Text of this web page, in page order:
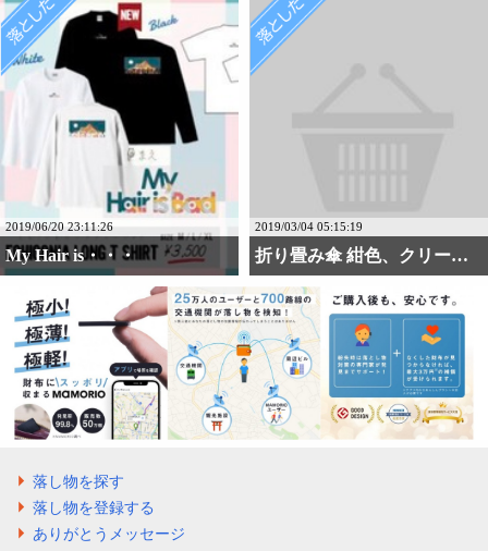
2019/06/20 23:11:26
‪‪My Hair is・・・
2019/03/04 05:15:19
折り畳み傘 紺色、クリー・・・
落し物を探す
落し物を登録する
ありがとうメッセージ